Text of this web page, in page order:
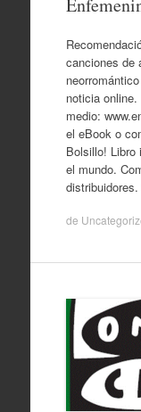
canciones de
noticia
medio:
el eBook o
Bolsillo! Libro
el mundo.
de